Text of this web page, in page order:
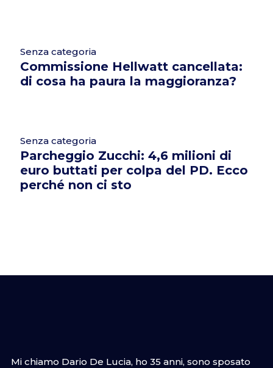
Senza categoria
Commissione Hellwatt cancellata:
di cosa ha paura la maggioranza?
Senza categoria
Parcheggio Zucchi: 4,6 milioni di
euro buttati per colpa del PD. Ecco
perché non ci sto
Mi chiamo Dario De Lucia, ho 35 anni, sono sposato